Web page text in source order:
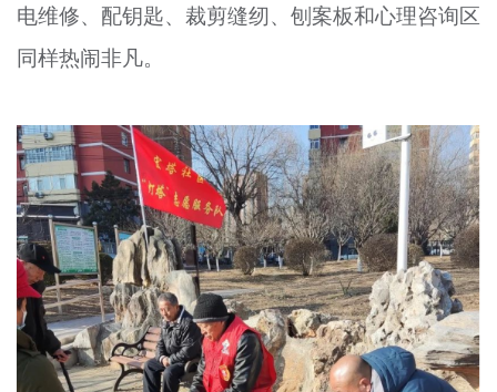
电维修、配钥匙、裁剪缝纫、刨案板和心理咨询区
同样热闹非凡。